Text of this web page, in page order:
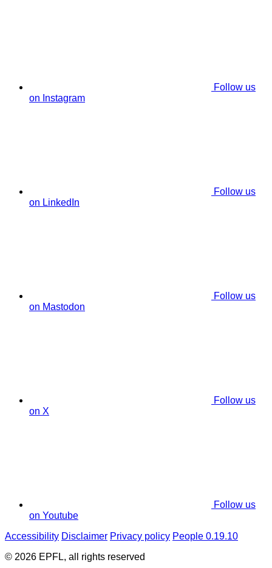
Follow us
on Instagram
Follow us
on LinkedIn
Follow us
on Mastodon
Follow us
on X
Follow us
on Youtube
Accessibility Disclaimer Privacy policy People 0.19.10
© 2026 EPFL, all rights reserved